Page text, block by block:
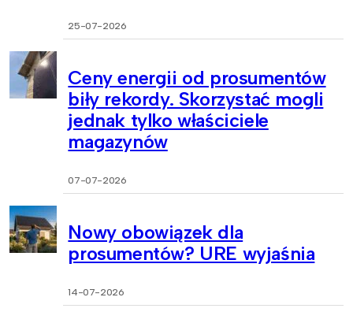
25-07-2026
Ceny energii od prosumentów
biły rekordy. Skorzystać mogli
jednak tylko właściciele
magazynów
07-07-2026
Nowy obowiązek dla
prosumentów? URE wyjaśnia
14-07-2026